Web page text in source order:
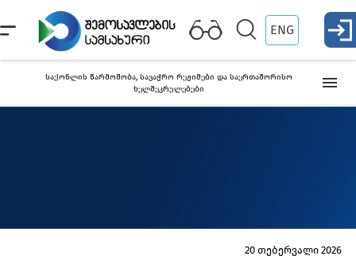
ENG
საქონლის წარმოშობა, სავაჭრო რეჟიმები და საერთაშორისო
ხელშეკრულებები
პრეფერენციული
სერტიფიკატი
20 თებერვალი 2026